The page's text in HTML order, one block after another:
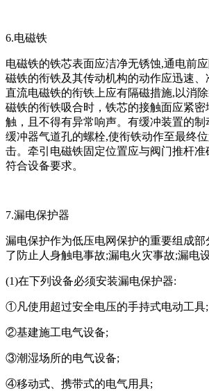
6.电磁铁
电磁铁的铁芯表面应洁净无锈蚀,通电前
磁铁的衔铁及其传动机构的动作应迅速、
直流电磁铁的衔铁上应有隔磁措施,以消
磁铁的衔铁吸合时，铁芯的接触面应紧
触，且不得有异常响声。有缓冲装置的
缓冲器气道孔的螺栓,使衔铁动作至最终
击。牵引电磁铁固定位置应与阀门推杆准
符合设备要求。
7.漏电保护器
漏电保护作为低压电网保护的重要组成部
了防止人身触电事故;漏电火灾事故;漏电
(1)在下列设备必须安装漏电保护器:
①凡使用超过安全电压的手持式电动工具;
②基建施工电气设备;
③潮湿场所的电气设备;
④移动式、携带式的电气用具;